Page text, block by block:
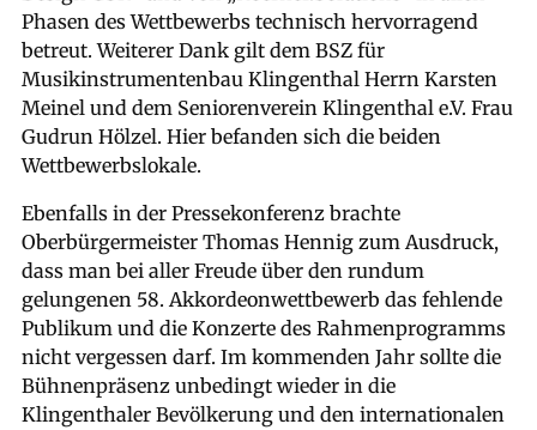
Phasen des Wettbewerbs technisch hervorragend
betreut. Weiterer Dank gilt dem BSZ für
Musikinstrumentenbau Klingenthal Herrn Karsten
Meinel und dem Seniorenverein Klingenthal e.V. Frau
Gudrun Hölzel. Hier befanden sich die beiden
Wettbewerbslokale.
Ebenfalls in der Pressekonferenz brachte
Oberbürgermeister Thomas Hennig zum Ausdruck,
dass man bei aller Freude über den rundum
gelungenen 58. Akkordeonwettbewerb das fehlende
Publikum und die Konzerte des Rahmenprogramms
nicht vergessen darf. Im kommenden Jahr sollte die
Bühnenpräsenz unbedingt wieder in die
Klingenthaler Bevölkerung und den internationalen